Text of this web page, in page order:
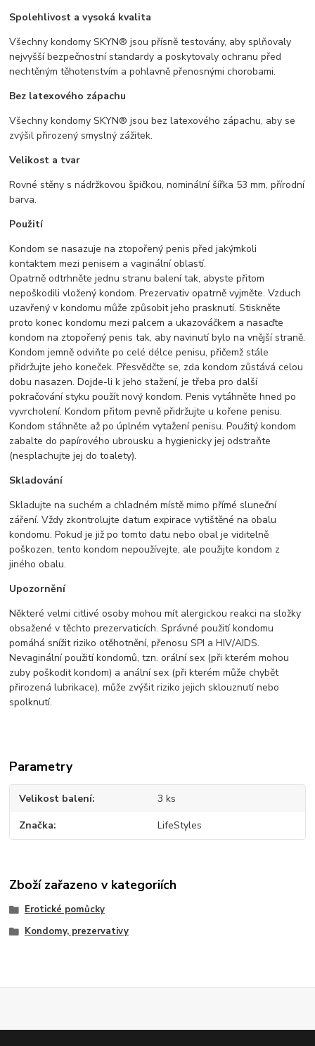
Spolehlivost a vysoká kvalita
Všechny kondomy SKYN® jsou přísně testovány, aby splňovaly
nejvyšší bezpečnostní standardy a poskytovaly ochranu před
nechtěným těhotenstvím a pohlavně přenosnými chorobami.
Bez latexového zápachu
Všechny kondomy SKYN® jsou bez latexového zápachu, aby se
zvýšil přirozený smyslný zážitek.
Velikost a tvar
Rovné stěny s nádržkovou špičkou, nominální šířka 53 mm, přírodní
barva.
Použití
Kondom se nasazuje na ztopořený penis před jakýmkoli
kontaktem mezi penisem a vaginální oblastí.
Opatrně odtrhněte jednu stranu balení tak, abyste přitom
nepoškodili vložený kondom. Prezervativ opatrně vyjměte. Vzduch
uzavřený v kondomu může způsobit jeho prasknutí. Stiskněte
proto konec kondomu mezi palcem a ukazováčkem a nasaďte
kondom na ztopořený penis tak, aby navinutí bylo na vnější straně.
Kondom jemně odviňte po celé délce penisu, přičemž stále
přidržujte jeho koneček. Přesvědčte se, zda kondom zůstává celou
dobu nasazen. Dojde-li k jeho stažení, je třeba pro další
pokračování styku použít nový kondom. Penis vytáhněte hned po
vyvrcholení. Kondom přitom pevně přidržujte u kořene penisu.
Kondom stáhněte až po úplném vytažení penisu. Použitý kondom
zabalte do papírového ubrousku a hygienicky jej odstraňte
(nesplachujte jej do toalety).
Skladování
Skladujte na suchém a chladném místě mimo přímé sluneční
záření. Vždy zkontrolujte datum expirace vytištěné na obalu
kondomu. Pokud je již po tomto datu nebo obal je viditelně
poškozen, tento kondom nepoužívejte, ale použijte kondom z
jiného obalu.
Upozornění
Některé velmi citlivé osoby mohou mít alergickou reakci na složky
obsažené v těchto prezervaticích. Správné použití kondomu
pomáhá snížit riziko otěhotnění, přenosu SPI a HIV/AIDS.
Nevaginální použití kondomů, tzn. orální sex (při kterém mohou
zuby poškodit kondom) a anální sex (při kterém může chybět
přirozená lubrikace), může zvýšit riziko jejich sklouznutí nebo
spolknutí.
Parametry
Velikost balení 3 ks
Značka LifeStyles
Zboží zařazeno v kategoriích
Erotické pomůcky
Kondomy, prezervativy